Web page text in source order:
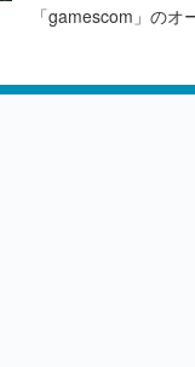
「gamescom」のオ